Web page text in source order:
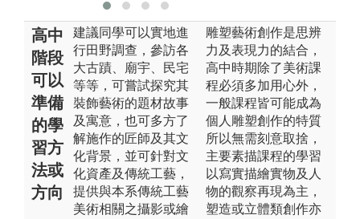
高中
階段
可以
準備
的學
習方
法或
方向
建議同學可以實地進
行田野調查，參訪各
大古蹟、廟宇、民宅
等等，可嘗試探究其
裝飾藝術的題材故事
及寓意，也可多方了
解施作的匠師及其文
化背景，並可針對文
化資產及傳統工藝，
提供與本系傳統工藝
美術相關之攝影或繪
雕塑藝術創作是思辨
力及表現力的結合，
高中時期除了美術課
程必須多加用心外，
一般課程皆可能成為
個人雕塑創作的特質
所以無需刻意取捨，
主要素描課程的學習
以寫實描繪實物及人
物的觀察再現為主，
塑造或立體類創作亦